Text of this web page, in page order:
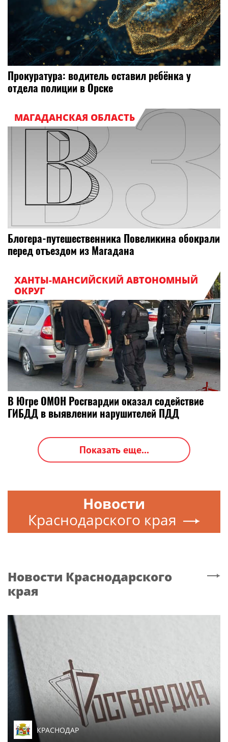
Прокуратура: водитель оставил ребёнка у
отдела полиции в Орске
МАГАДАНСКАЯ ОБЛАСТЬ
Блогера-путешественника Повеликина обокрали
перед отъездом из Магадана
ХАНТЫ-МАНСИЙСКИЙ АВТОНОМНЫЙ
ОКРУГ
В Югре ОМОН Росгвардии оказал содействие
ГИБДД в выявлении нарушителей ПДД
Показать еще...
Новости
Краснодарского края
Новости Краснодарского
края
КРАСНОДАР